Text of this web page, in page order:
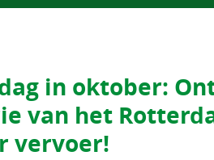
in oktober:
van het
vervoer!